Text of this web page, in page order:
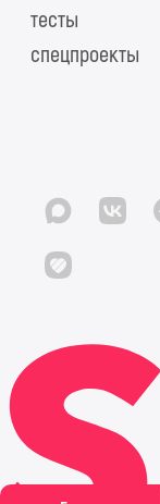
тесты
спецпроекты